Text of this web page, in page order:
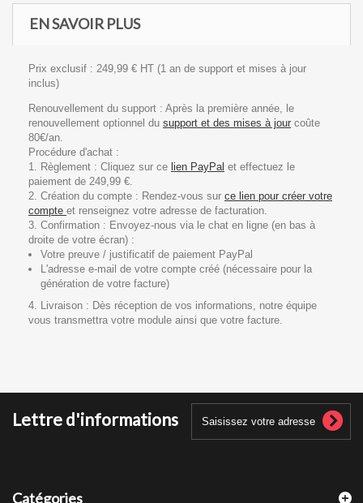
EN SAVOIR PLUS
Prix exclusif : 249,99 € HT (1 an de support et mises à jour
inclus)
Renouvellement du support : Après la première année, le
renouvellement optionnel du support et des mises à jour coûte
80€/an.
Procédure d'achat :
1. Règlement : Cliquez sur ce lien PayPal et effectuez le
paiement de 249,99 €.
2. Création du compte : Rendez-vous sur ce lien pour créer votre
compte et renseignez votre adresse de facturation.
3. Confirmation : Envoyez-nous via le chat en ligne (en bas à
droite de votre écran) :
Votre preuve / justificatif de paiement PayPal
L'adresse e-mail de votre compte créé (nécessaire pour la
génération de votre facture)
4. Livraison : Dès réception de vos informations, notre équipe
vous transmettra votre module ainsi que votre facture.
Lettre d'informations
Catégories